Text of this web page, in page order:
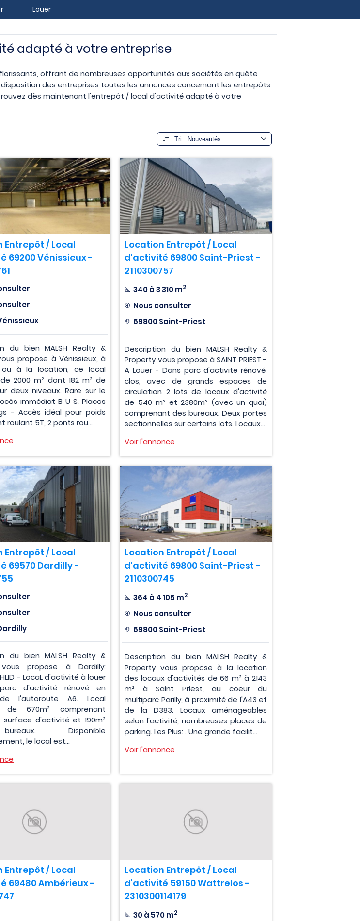
Louer
adapté à votre entreprise
offrant de nombreuses opportunités aux sociétés en quête
des entreprises toutes les annonces concernant les entrepôts
dès maintenant l'entrepôt / local d'activité adapté à votre
Entrepôt / Local
69200 Vénissieux -
du bien MALSH Realty &
propose à Vénissieux, à
à la location, ce local
2000 m² dont 182 m² de
deux niveaux. Rare sur le
immédiat B U S. Places
- Accès idéal pour poids
roulant 5T, 2 ponts rou...
Location Entrepôt / Local
d'activité 69800 Saint-Priest -
2110300757
340 à 3 310 m2
Nous consulter
69800 Saint-Priest
Description du bien MALSH Realty &
Property vous propose à SAINT PRIEST -
A Louer - Dans parc d'activité rénové,
clos, avec de grands espaces de
circulation 2 lots de locaux d'activité
de 540 m² et 2380m² (avec un quai)
comprenant des bureaux. Deux portes
sectionnelles sur certains lots. Locaux...
Voir l'annonce
Entrepôt / Local
69570 Dardilly -
du bien MALSH Realty &
propose à Dardilly:
- LocaL d'activité à louer
d'activité rénové en
l'autoroute A6. Local
de 670m² comprenant
surface d'activité et 190m²
Disponible
le local est...
Location Entrepôt / Local
d'activité 69800 Saint-Priest -
2110300745
364 à 4 105 m2
Nous consulter
69800 Saint-Priest
Description du bien MALSH Realty &
Property vous propose à la location
des locaux d'activités de 66 m² à 2143
m² à Saint Priest, au coeur du
multiparc Parilly, à proximité de l'A43 et
de la D383. Locaux aménageables
selon l'activité, nombreuses places de
parking. Les Plus: . Une grande facilit...
Voir l'annonce
Entrepôt / Local
69480 Ambérieux -
Location Entrepôt / Local
d'activité 59150 Wattrelos -
2310300114179
30 à 570 m2